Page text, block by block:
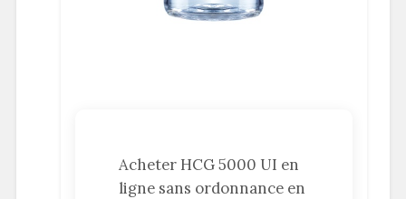
Acheter HCG 5000 UI en
ligne sans ordonnance en